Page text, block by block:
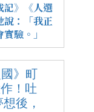
記》《人選
說：「我正
驗。」